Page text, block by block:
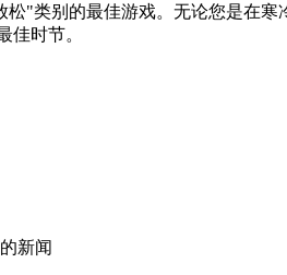
"类别的最佳游戏。无论您是在
佳时节。
的新闻